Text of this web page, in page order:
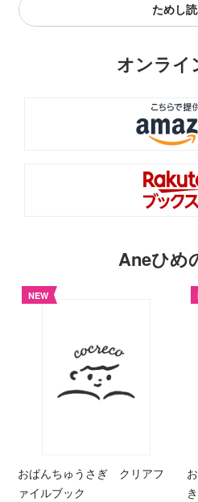
ためし
オンライ
Aneひめ
NEW
おぱんちゅうさぎ クリアフ
ァイルブック